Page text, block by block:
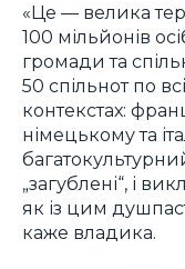
«Це — велика
100 мільйонів
громади та
50 спільнот по
контекстах:
німецькому та
„загублені“, і
як із цим
каже владика.